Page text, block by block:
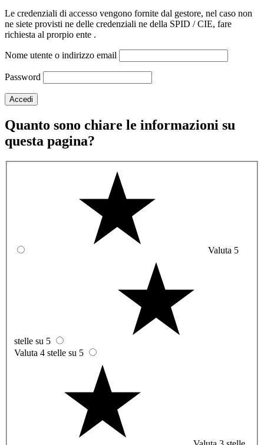
Le credenziali di accesso vengono fornite dal gestore, nel caso non
ne siete provisti ne delle credenziali ne della SPID / CIE, fare
richiesta al prorpio ente .
Nome utente o indirizzo email
Password
Quanto sono chiare le informazioni su
questa pagina?
Valuta 5
stelle su 5
Valuta 4 stelle su 5